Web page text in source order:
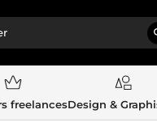
freelancesDesign &